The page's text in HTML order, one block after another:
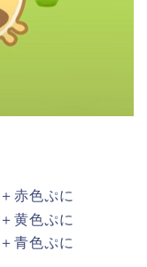
赤色ぷに
黄色ぷに
青色ぷに